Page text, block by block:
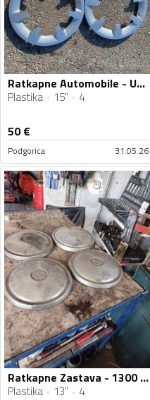
Ratkapne Automobile - Univerzalno - 15" - 4 kom.
Plastika 15" 4
50€
Podgorica 31.05.26
Ratkapne Zastava - 1300 - 13" - 4 kom.
Plastika 13" 4